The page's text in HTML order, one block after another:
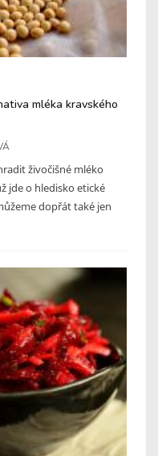
mléka kravského
živočišné mléko
jde o hledisko etické
dopřát také jen